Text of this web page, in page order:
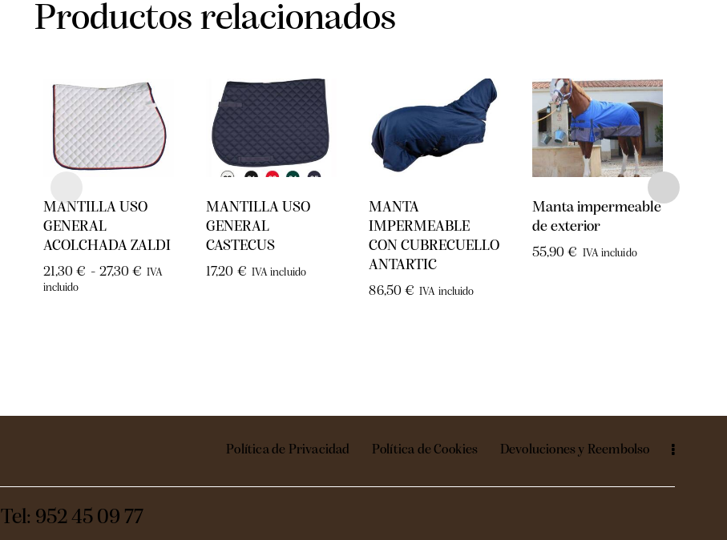
Productos relacionados
MANTILLA USO
GENERAL
ACOLCHADA ZALDI
21,30€ - 27,30€ IVA
incluido
MANTILLA USO
GENERAL
CASTECUS
17,20 € IVA incluido
MANTA
IMPERMEABLE
CON CUBRECUELLO
ANTARTIC
86,50€ IVA incluido
Manta impermeable
de exterior
55,90€ IVA incluido
Política de Privacidad Política de Cookies Devoluciones y Reembolso
Tel: 952 45 09 77